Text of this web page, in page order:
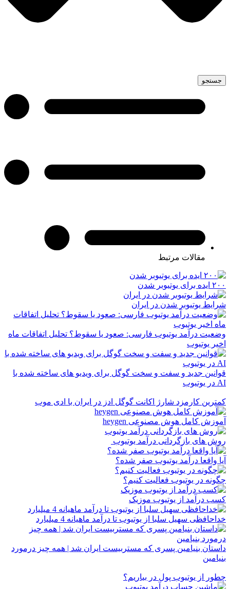
جستجو
مقالات مرتبط
۲۰۰ ایده برای یوتیوبر شدن
شرایط یوتیوبر شدن در ایران
وضعیت درآمد یوتیوب فارسی: صعود یا سقوط؟ تحلیل اتفاقات ماه
اخیر یوتیوب
قوانین جدید و سفت و سخت گوگل برای ویدیو های ساخته شده با
AI در یوتیوب
کمترین کارمزد شارژ اکانت گوگل ادز در ایران با ادی موب
آموزش کامل هوش مصنوعی heygen
روش های بازگردانی درآمد یوتیوب
آیا واقعا درآمد یوتیوب صفر شده؟
چگونه در یوتیوب فعالیت کنیم؟
کسب درآمد از یوتیوب موزیک
خداحافظی سهیل سلبا از یوتیوب تا درآمد ماهیانه 4 میلیارد
داستان بنیامین پسری که مستربیست ایران شد | همه چیز درمورد
بنیامین
چطور از یوتیوب پول در بیاریم؟